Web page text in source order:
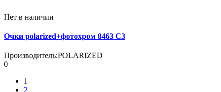
Нет в наличии
Очки polarized+фотохром 8463 C3
Производитель:POLARIZED
0
1
2